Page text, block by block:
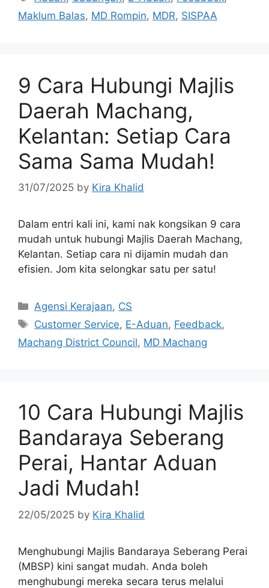
Maklum Balas, MD Rompin, MDR, SISPAA
9 Cara Hubungi Majlis
Daerah Machang,
Kelantan: Setiap Cara
Sama Sama Mudah!
31/07/2025 by Kira Khalid
Dalam entri kali ini, kami nak kongsikan 9 cara
mudah untuk hubungi Majlis Daerah Machang,
Kelantan. Setiap cara ni dijamin mudah dan
efisien. Jom kita selongkar satu per satu!
Categories
Agensi Kerajaan, CS
Tags
Customer Service, E-Aduan, Feedback,
Machang District Council, MD Machang
10 Cara Hubungi Majlis
Bandaraya Seberang
Perai, Hantar Aduan
Jadi Mudah!
22/05/2025 by Kira Khalid
Menghubungi Majlis Bandaraya Seberang Perai
(MBSP) kini sangat mudah. Anda boleh
menghubungi mereka secara terus melalui